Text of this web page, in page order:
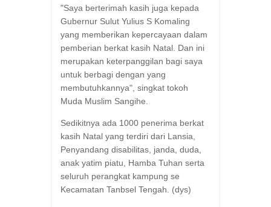
"Saya berterimah kasih juga kepada
Gubernur Sulut Yulius S Komaling
yang memberikan kepercayaan dalam
pemberian berkat kasih Natal. Dan ini
merupakan keterpanggilan bagi saya
untuk berbagi dengan yang
membutuhkannya", singkat tokoh
Muda Muslim Sangihe.
Sedikitnya ada 1000 penerima berkat
kasih Natal yang terdiri dari Lansia,
Penyandang disabilitas, janda, duda,
anak yatim piatu, Hamba Tuhan serta
seluruh perangkat kampung se
Kecamatan Tanbsel Tengah. (dys)